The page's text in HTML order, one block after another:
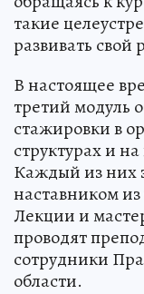
такие
развивать
В настоящее
третий модуль
стажировки в
структурах и
Каждый из них
наставником
Лекции и
проводят
сотрудники
области.